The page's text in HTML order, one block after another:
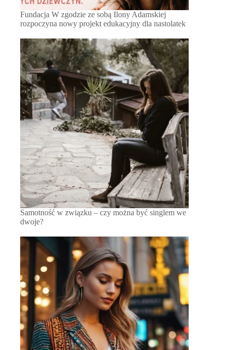
Fundacja W zgodzie ze sobą Ilony Adamskiej
rozpoczyna nowy projekt edukacyjny dla nastolatek
Samotność w związku – czy można być singlem we
dwoje?